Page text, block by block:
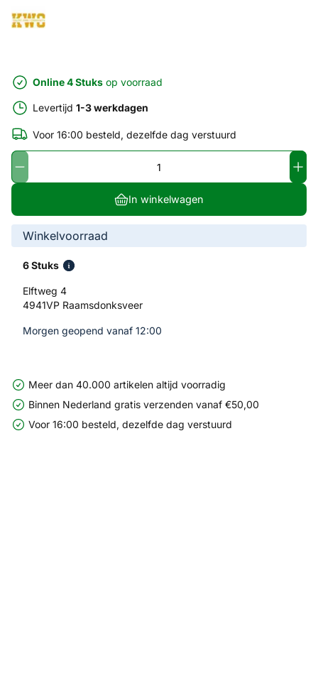
Online 4 Stuks op voorraad
Levertijd 1-3 werkdagen
Voor 16:00 besteld, dezelfde dag verstuurd
In winkelwagen
Winkelvoorraad
6 Stuks
Elftweg 4
4941VP Raamsdonksveer
Morgen geopend vanaf 12:00
Meer dan 40.000 artikelen altijd voorradig
Binnen Nederland gratis verzenden vanaf €50,00
Voor 16:00 besteld, dezelfde dag verstuurd